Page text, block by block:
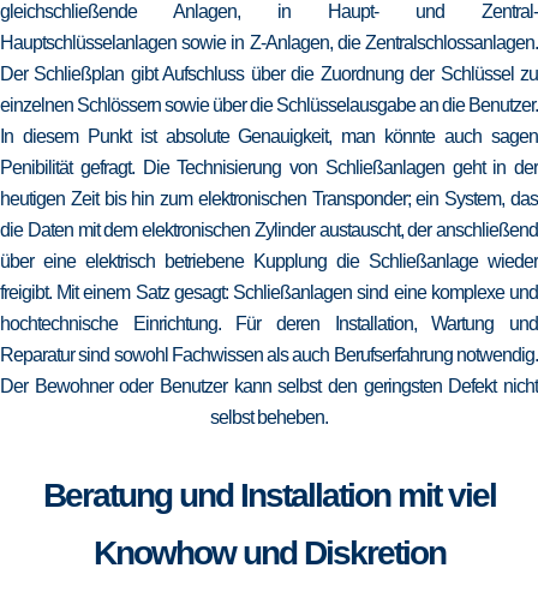
gleichschließende Anlagen, in Haupt- und Zentral-
Hauptschlüsselanlagen sowie in Z-Anlagen, die Zentralschlossanlagen.
Der Schließplan gibt Aufschluss über die Zuordnung der Schlüssel zu
einzelnen Schlössern sowie über die Schlüsselausgabe an die Benutzer.
In diesem Punkt ist absolute Genauigkeit, man könnte auch sagen
Penibilität gefragt. Die Technisierung von Schließanlagen geht in der
heutigen Zeit bis hin zum elektronischen Transponder; ein System, das
die Daten mit dem elektronischen Zylinder austauscht, der anschließend
über eine elektrisch betriebene Kupplung die Schließanlage wieder
freigibt. Mit einem Satz gesagt: Schließanlagen sind eine komplexe und
hochtechnische Einrichtung. Für deren Installation, Wartung und
Reparatur sind sowohl Fachwissen als auch Berufserfahrung notwendig.
Der Bewohner oder Benutzer kann selbst den geringsten Defekt nicht
selbst beheben.
Beratung und Installation mit viel
Knowhow und Diskretion